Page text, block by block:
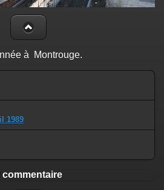
à Montrouge.
1989
commentaire